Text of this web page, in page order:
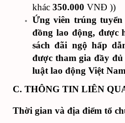
khác 350.000 VNĐ ))
Ứng viên trúng
đồng lao động, được
sách đãi ngộ hấp
được tham gia đầy
luật lao động Việt
C. THÔNG TIN LIÊN
Thời gian và địa điểm tổ